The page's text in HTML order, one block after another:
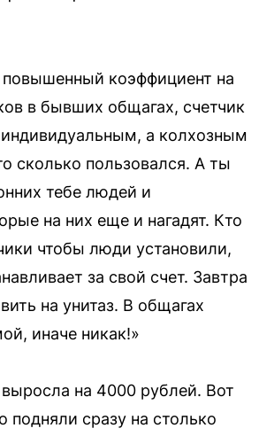
коэффициент на
в бывших общагах, счетчик
индивидуальным, а колхозным
сколько пользовался. А ты
тебе людей и
на них еще и нагадят. Кто
чтобы люди установили,
за свой счет. Завтра
на унитаз. В общагах
иначе никак!»
на 4000 рублей. Вот
подняли сразу на столько